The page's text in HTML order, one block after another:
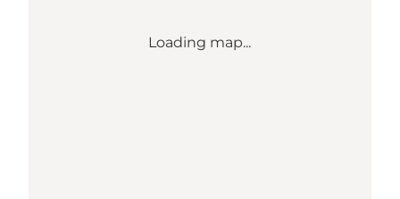
Loading map...